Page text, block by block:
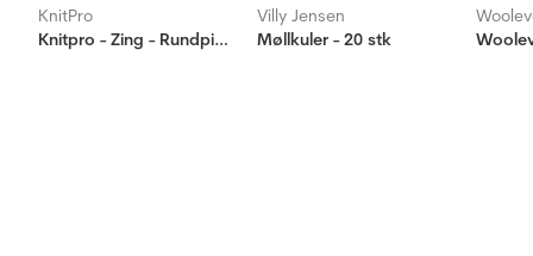
KnitPro
Knitpro - Zing - Rundpinne
Villy Jensen
Møllkuler - 20 stk